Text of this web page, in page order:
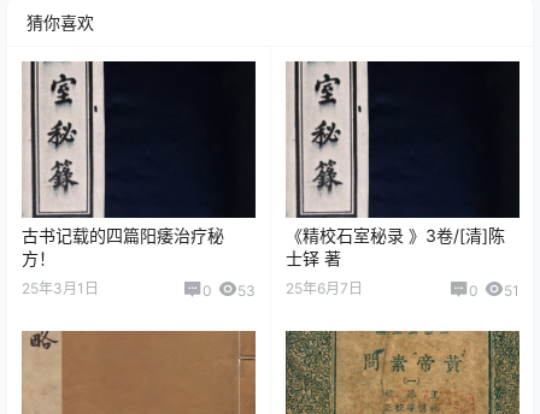
猜你喜欢
古书记载的四篇阳痿治疗秘
方！
25年3月1日 0 53
《精校石室秘录 》3卷/[清]陈
士铎 著
25年6月7日 0 51